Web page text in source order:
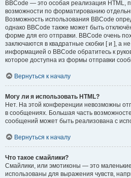
BBCode — это особая реализация HTML,
возможности по форматированию
Возможность использования BBCode
однако BBCode также может быть
форме для его отправки. BBCode очень
заключаются в квадратные скобки [ и ], а
информацией о BBCode обратитесь к
которое доступна из формы отправки
Вернуться к началу
Могу ли я использовать HTML?
Нет. На этой конференции невозможны
в сообщениях. Большая часть
сообщений может быть реализована с
Вернуться к началу
Что такое смайлики?
Смайлики, или эмотиконы — это
использованы для выражения чувств,